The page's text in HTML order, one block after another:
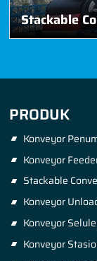
Stackable
PRODUK
Konveyor
Konveyor
Stackable
Konveyor
Konveyor
Konveyor